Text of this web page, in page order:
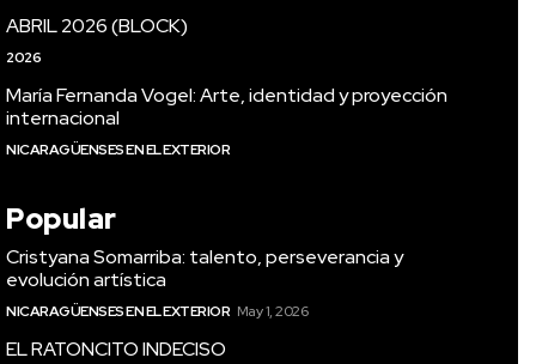
ABRIL 2026 (BLOCK)
2026
María Fernanda Vogel: Arte, identidad y proyección
internacional
NICARAGÜENSES EN EL EXTERIOR
Popular
Cristyana Somarriba: talento, perseverancia y
evolución artística
NICARAGÜENSES EN EL EXTERIOR May 1, 2026
EL RATONCITO INDECISO